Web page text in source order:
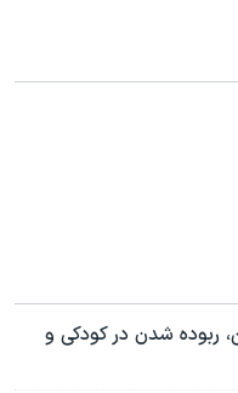
ربوده شدن در کودکی و